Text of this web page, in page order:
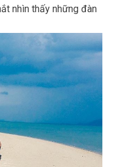
nhìn thấy những đàn